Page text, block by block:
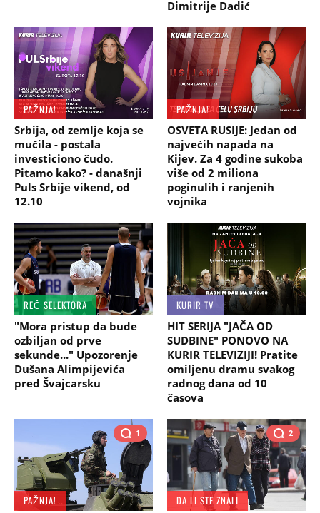
Dimitrije Dadić
PAŽNJA!
Srbija, od zemlje koja se
mučila - postala
investiciono čudo.
Pitamo kako? - današnji
Puls Srbije vikend, od
12.10
PAŽNJA!
OSVETA RUSIJE: Jedan od
najvećih napada na
Kijev. Za 4 godine sukoba
više od 2 miliona
poginulih i ranjenih
vojnika
REČ SELEKTORA
"Mora pristup da bude
ozbiljan od prve
sekunde..." Upozorenje
Dušana Alimpijevića
pred Švajcarsku
KURIR TV
HIT SERIJA "JAČA OD
SUDBINE" PONOVO NA
KURIR TELEVIZIJI! Pratite
omiljenu dramu svakog
radnog dana od 10
časova
1
PAŽNJA!
2
DA LI STE ZNALI